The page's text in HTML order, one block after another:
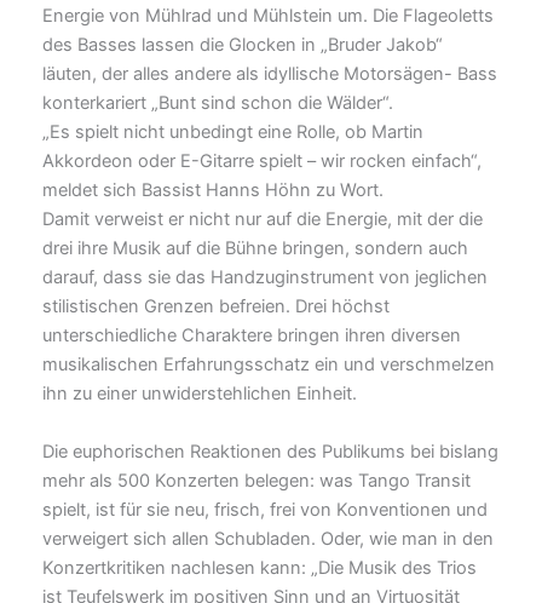
Energie von Mühlrad und Mühlstein um. Die Flageoletts
des Basses lassen die Glocken in „Bruder Jakob“
läuten, der alles andere als idyllische Motorsägen- Bass
konterkariert „Bunt sind schon die Wälder“.
„Es spielt nicht unbedingt eine Rolle, ob Martin
Akkordeon oder E-Gitarre spielt – wir rocken einfach“,
meldet sich Bassist Hanns Höhn zu Wort.
Damit verweist er nicht nur auf die Energie, mit der die
drei ihre Musik auf die Bühne bringen, sondern auch
darauf, dass sie das Handzuginstrument von jeglichen
stilistischen Grenzen befreien. Drei höchst
unterschiedliche Charaktere bringen ihren diversen
musikalischen Erfahrungsschatz ein und verschmelzen
ihn zu einer unwiderstehlichen Einheit.
Die euphorischen Reaktionen des Publikums bei bislang
mehr als 500 Konzerten belegen: was Tango Transit
spielt, ist für sie neu, frisch, frei von Konventionen und
verweigert sich allen Schubladen. Oder, wie man in den
Konzertkritiken nachlesen kann: „Die Musik des Trios
ist Teufelswerk im positiven Sinn und an Virtuosität